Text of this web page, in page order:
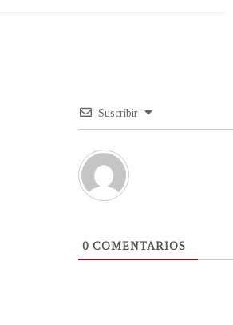
Suscribir
0 COMENTARIOS